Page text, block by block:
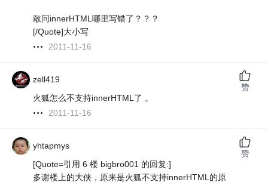
敢问innerHTML哪里写错了？？？
[/Quote]大小写
2011-11-16
zell419
火狐怎么不支持innerHTML了 。
2011-11-16
赞
yhtapmys
[Quote=引用 6 楼 bigbro001 的回复:]
多谢楼上的大侠，原来是火狐不支持innerHTML的原
赞